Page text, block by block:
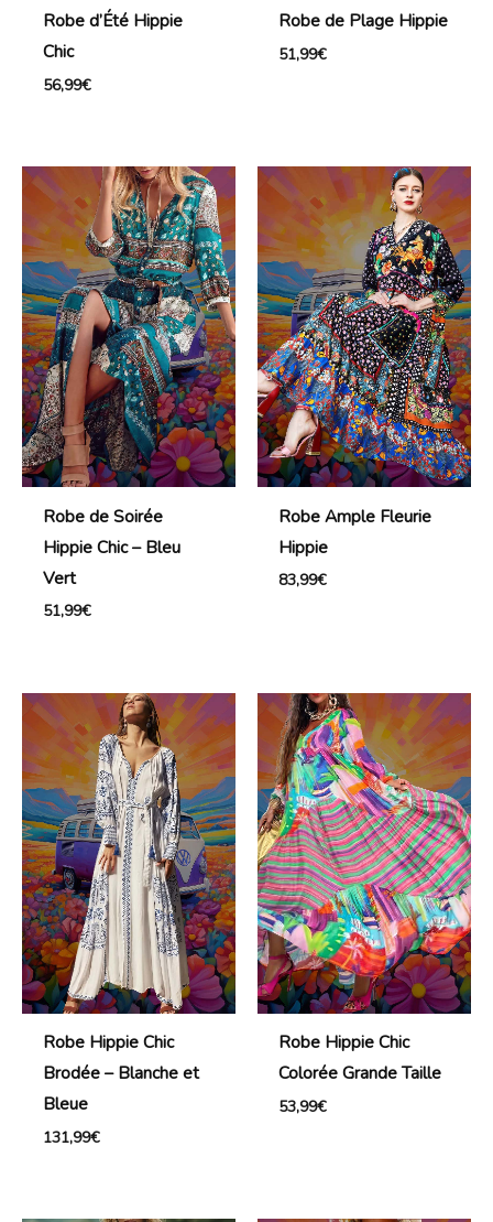
Robe d’Été Hippie
Chic
56,99€
Robe de Plage Hippie
51,99€
Robe de Soirée
Hippie Chic – Bleu
Vert
51,99€
Robe Ample Fleurie
Hippie
83,99€
Robe Hippie Chic
Brodée – Blanche et
Bleue
131,99€
Robe Hippie Chic
Colorée Grande Taille
53,99€